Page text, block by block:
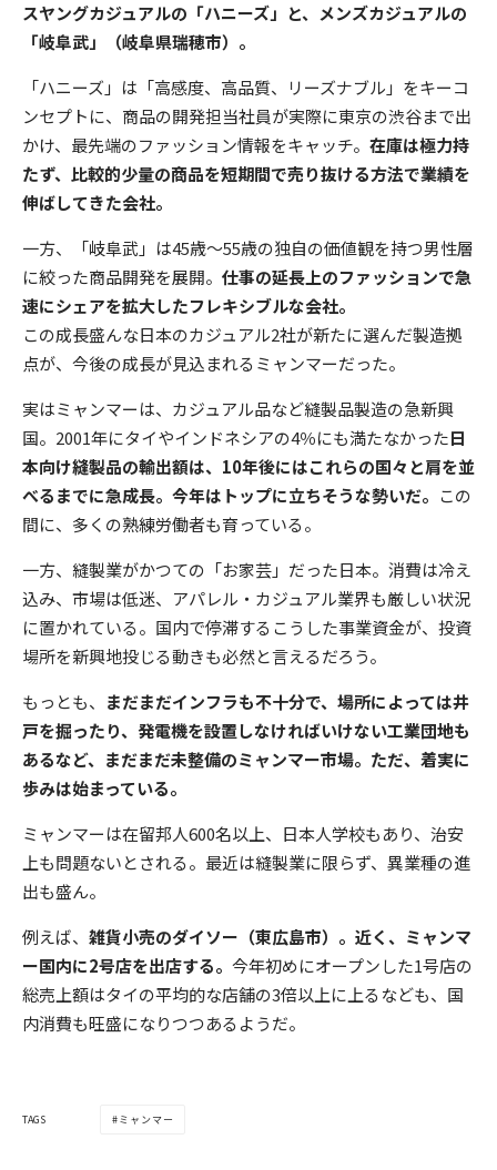
スヤングカジュアルの「ハニーズ」と、メンズカジュアルの
「岐阜武」（岐阜県瑞穂市）。
「ハニーズ」は「高感度、高品質、リーズナブル」をキーコ
ンセプトに、商品の開発担当社員が実際に東京の渋谷まで出
かけ、最先端のファッション情報をキャッチ。 在庫は極力持
たず、比較的少量の商品を短期間で売り抜ける方法で業績を
伸ばしてきた会社。
一方、「岐阜武」は45歳～55歳の独自の価値観を持つ男性層
に絞った商品開発を展開。 仕事の延長上のファッションで急
速にシェアを拡大したフレキシブルな会社。
この成長盛んな日本のカジュアル2社が新たに選んだ製造拠
点が、今後の成長が見込まれるミャンマーだった。
実はミャンマーは、カジュアル品など縫製品製造の急新興
国。2001年にタイやインドネシアの4％にも満たなかった日
本向け縫製品の輸出額は、10年後にはこれらの国々と肩を並
べるまでに急成長。今年はトップに立ちそうな勢いだ。 この
間に、多くの熟練労働者も育っている。
一方、縫製業がかつての「お家芸」だった日本。消費は冷え
込み、市場は低迷、アパレル・カジュアル業界も厳しい状況
に置かれている。国内で停滞するこうした事業資金が、投資
場所を新興地投じる動きも必然と言えるだろう。
もっとも、 まだまだインフラも不十分で、場所によっては井
戸を掘ったり、発電機を設置しなければいけない工業団地も
あるなど、まだまだ未整備のミャンマー市場。ただ、着実に
歩みは始まっている。
ミャンマーは在留邦人600名以上、日本人学校もあり、治安
上も問題ないとされる。最近は縫製業に限らず、異業種の進
出も盛ん。
例えば、 雑貨小売のダイソー（東広島市）。近く、ミャンマ
ー国内に2号店を出店する。 今年初めにオープンした1号店の
総売上額はタイの平均的な店舗の3倍以上に上るなども、国
内消費も旺盛になりつつあるようだ。
TAGS ミャンマー